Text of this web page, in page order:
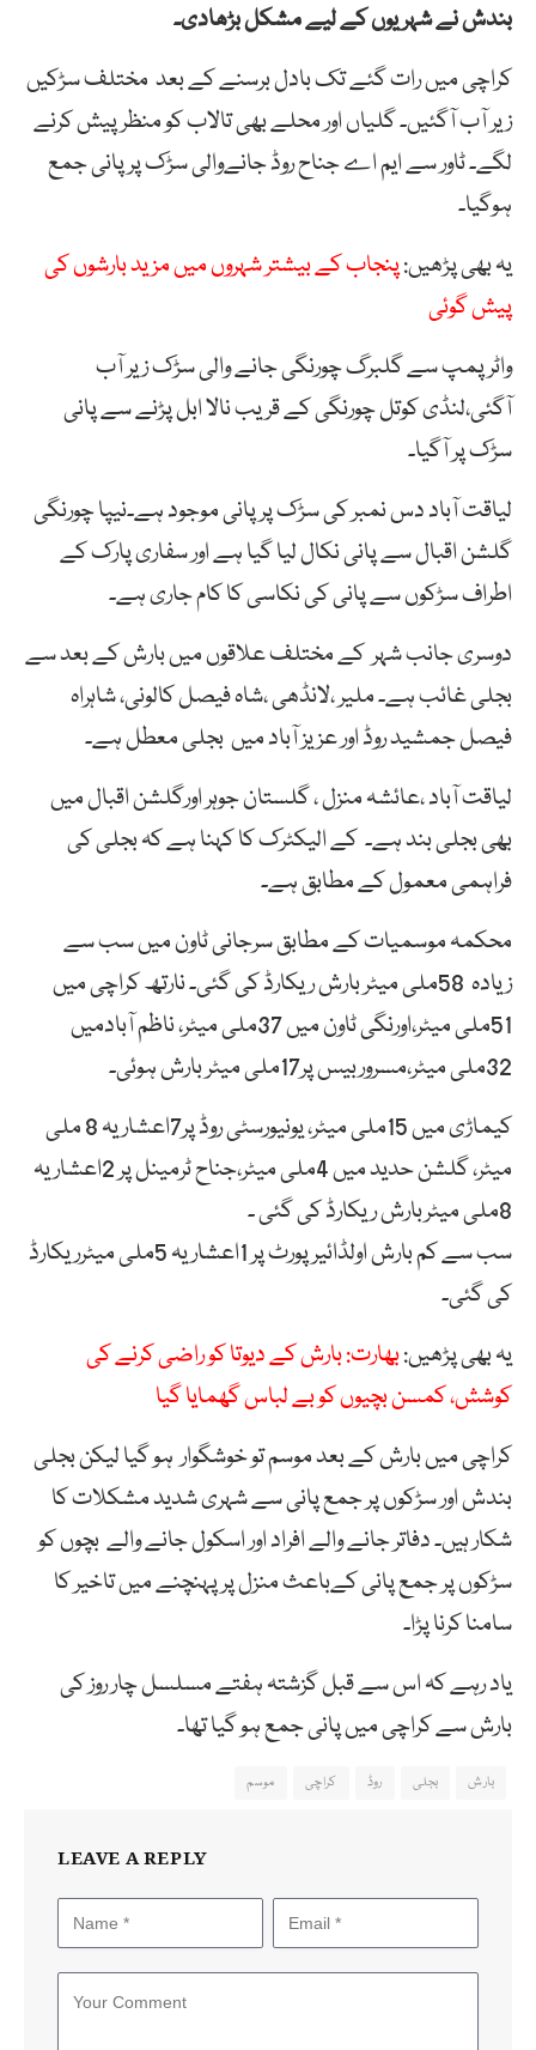
بندش نے شہریوں کے لیے مشکل بڑھادی۔
کراچی میں رات گئے تک بادل برسنے کے بعد مختلف سڑکیں
زیر آب آگئیں۔ گلیاں اور محلے بھی تالاب کو منظر پیش کرنے
لگے۔ ٹاور سے ایم اے جناح روڈ جانےوالی سڑک پر پانی جمع
ہوگیا۔
یہ بھی پڑھیں:پنجاب کے بیشتر شہروں میں مزید بارشوں کی
پیش گوئی
واٹر پمپ سے گلبرگ چورنگی جانے والی سڑک زیر آب
آگئی،لنڈی کوتل چورنگی کے قریب نالا ابل پڑنے سے پانی
سڑک پر آگیا۔
لیاقت آباد دس نمبر کی سڑک پر پانی موجود ہے۔نیپا چورنگی
گلشن اقبال سے پانی نکال لیا گیا ہے اور سفاری پارک کے
اطراف سڑکوں سے پانی کی نکاسی کا کام جاری ہے۔
دوسری جانب شہر کے مختلف علاقوں میں بارش کے بعد سے
بجلی غائب ہے۔ ملیر ،لانڈھی ،شاہ فیصل کالونی، شاہراہ
فیصل جمشید روڈ اور عزیز آباد میں بجلی معطل ہے۔
لیاقت آباد ،عائشہ منزل ، گلستان جوہر اورگلشن اقبال میں
بھی بجلی بند ہے۔ کے الیکٹرک کا کہنا ہے کہ بجلی کی
فراہمی معمول کے مطابق ہے۔
محکمہ موسمیات کے مطابق سرجانی ٹاون میں سب سے
زیادہ 58ملی میٹر بارش ریکارڈ کی گئی۔ نارتھ کراچی میں
51ملی میٹر،اورنگی ٹاون میں 37ملی میٹر، ناظم آبادمیں
32ملی میٹر،مسروربیس پر17ملی میٹر بارش ہوئی۔
کیماڑی میں 15ملی میٹر، یونیورسٹی روڈ پر7اعشاریہ 8 ملی
میٹر، گلشن حدید میں 4ملی میٹر،جناح ٹرمینل پر 2اعشاریہ
8ملی میٹربارش ریکارڈ کی گئی ۔
سب سے کم بارش اولڈائیرپورٹ پر 1اعشاریہ 5ملی میٹرریکارڈ
کی گئی۔
یہ بھی پڑھیں:بھارت: بارش کے دیوتا کو راضی کرنے کی
کوشش، کمسن بچیوں کو بے لباس گھمایا گیا
کراچی میں بارش کے بعد موسم تو خوشگوار ہو گیا لیکن بجلی
بندش اور سڑکوں پر جمع پانی سے شہری شدید مشکلات کا
شکار ہیں۔ دفاتر جانے والے افراد اور اسکول جانے والے بچوں کو
سڑکوں پر جمع پانی کےباعث منزل پر پہنچنے میں تاخیر کا
سامنا کرنا پڑا۔
یاد رہے کہ اس سے قبل گزشتہ ہفتے مسلسل چار روز کی
بارش سے کراچی میں پانی جمع ہو گیا تھا۔
بارش بجلی روڈ کراچی موسم
LEAVE A REPLY